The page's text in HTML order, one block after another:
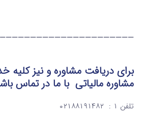
برای دریافت مشاوره و نیز کلیه
مشاوره مالیاتیبا ما در تماس
تلفن ۱ : ۰۲۱۸۸۱۹۱۴۸۲